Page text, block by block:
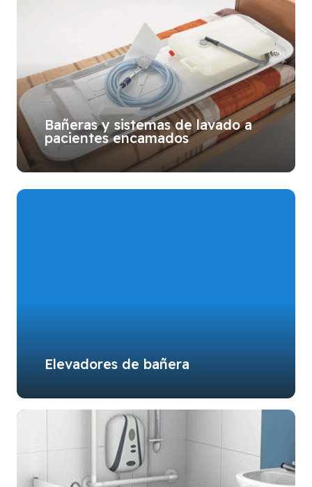
Bañeras y sistemas de lavado a
pacientes encamados
Elevadores de bañera